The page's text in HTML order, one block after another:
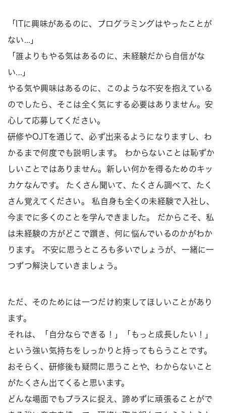
「ITに興味があるのに、プログラミングはやったことが
ない...」
「誰よりもやる気はあるのに、未経験だから自信がな
い...」
やる気や興味はあるのに、このような不安を抱えている
のでしたら、そこは全く気にする必要はありません。安
心して応募してください。
研修やOJTを通じて、必ず出来るようになりますし、わ
かるまで何度でも説明します。 わからないことは恥ずか
しいことではありません。新しい何かを得るためのキッ
カケなんです。 たくさん聞いて、たくさん調べて、たく
さん覚えてください。 私自身も全くの未経験で入社し、
今までに多くのことを学んできました。 だからこそ、私
は未経験の方がどこで躓き、何に悩んでいるのかがわか
ります。 不安に思うところも多いでしょうが、一緒に一
つずつ解決していきましょう。
ただ、そのためには一つだけ約束してほしいことがあり
ます。
それは、「自分ならできる！」「もっと成長したい！」
という強い気持ちをしっかりと持ってもらうことです。
おそらく、研修後も疑問に思うことや、わからないこと
がたくさん出てくると思います。
どんな場面でもプラスに捉え、諦めずに頑張ることがで